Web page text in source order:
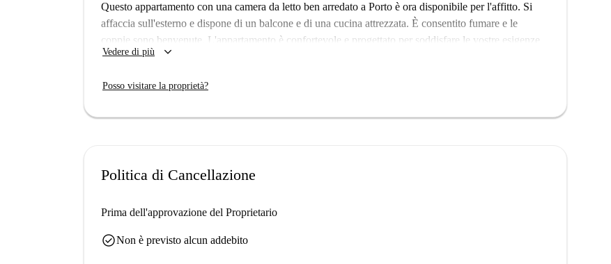
Questo appartamento con una camera da letto ben arredato a Porto è ora disponibile per l'affitto. Si
affaccia sull'esterno e dispone di un balcone e di una cucina attrezzata. È consentito fumare e le
coppie sono benvenute. L'appartamento è confortevole e progettato per soddisfare le vostre esigenze
abitative, nel rispetto degli standard di valutazione Spotahome per affitti affidabili.
Situata a Porto, la proprietà è circondata da importanti monumenti come la Igreja Evangélica Baptista
vicinanze si trovano il Miguel Bombarda Art Block e il Touringporto, garantendo un'esperienza di vita
Vedere di più keyboard_arrow_down
Posso visitare la proprietà?
Politica di Cancellazione
Prima dell'approvazione del Proprietario
check_circleNon è previsto alcun addebito